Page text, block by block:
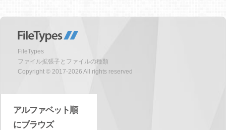
FileTypes
ファイル拡張子とファイルの種類
Copyright © 2017-2026 All rights reserved
アルファベット順
にブラウズ